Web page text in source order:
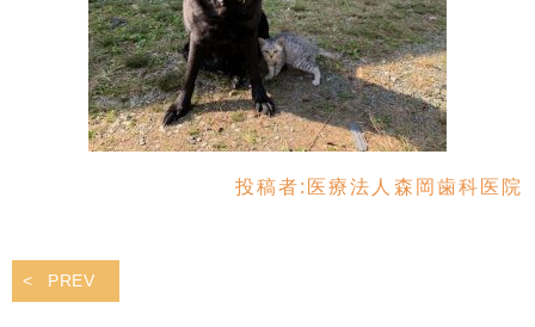
投稿者: 医療法人森岡歯科医院
PREV